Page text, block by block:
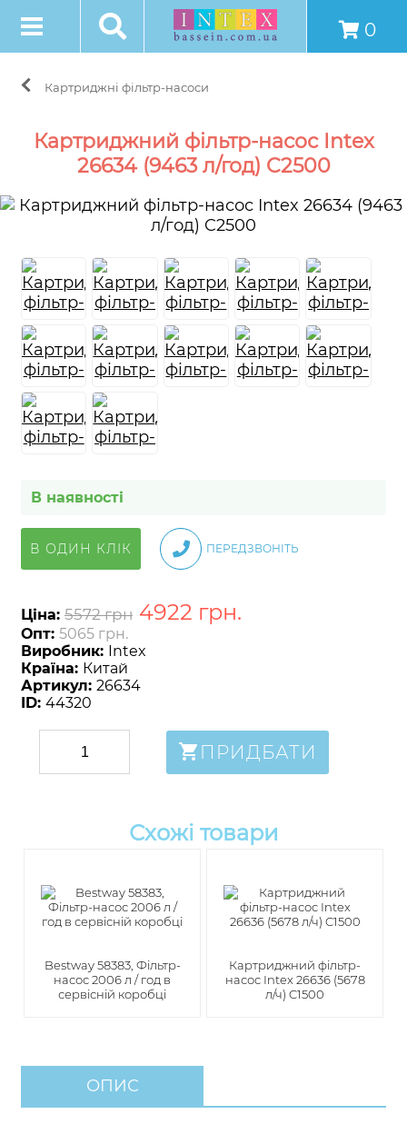
0
Картриджні фільтр-насоси
Картриджний фільтр-насос Intex
26634 (9463 л/год) C2500
В наявності
В ОДИН КЛІК ПЕРЕДЗВОНІТЬ
Ціна: 5572 грн 4922 грн.
Опт: 5065 грн.
Виробник: Intex
Країна: Китай
Артикул: 26634
ID: 44320
ПРИДБАТИ
Схожі товари
Bestway 58383, Фільтр-
насос 2006 л / год в
сервісній коробці
Картриджний фільтр-
насос Intex 26636 (5678
л/ч) C1500
ОПИС